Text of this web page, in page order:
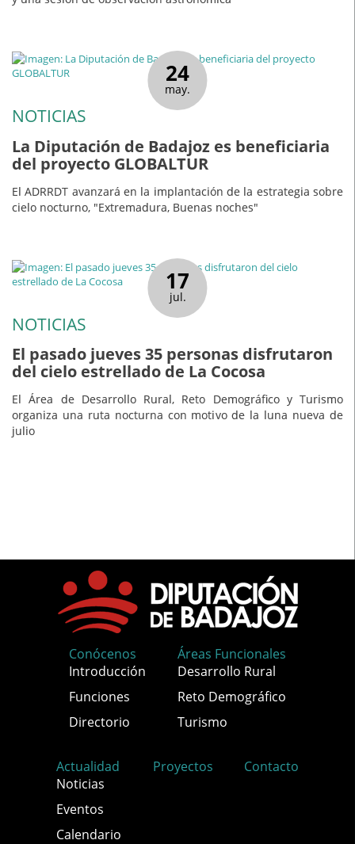
24
may.
NOTICIAS
La Diputación de Badajoz es beneficiaria
del proyecto GLOBALTUR
El ADRRDT avanzará en la implantación de la estrategia sobre
cielo nocturno, "Extremadura, Buenas noches"
17
jul.
NOTICIAS
El pasado jueves 35 personas disfrutaron
del cielo estrellado de La Cocosa
El Área de Desarrollo Rural, Reto Demográfico y Turismo
organiza una ruta nocturna con motivo de la luna nueva de
julio
Conócenos
Introducción
Funciones
Directorio
Áreas Funcionales
Desarrollo Rural
Reto Demográfico
Turismo
Actualidad
Noticias
Eventos
Calendario
Proyectos Contacto